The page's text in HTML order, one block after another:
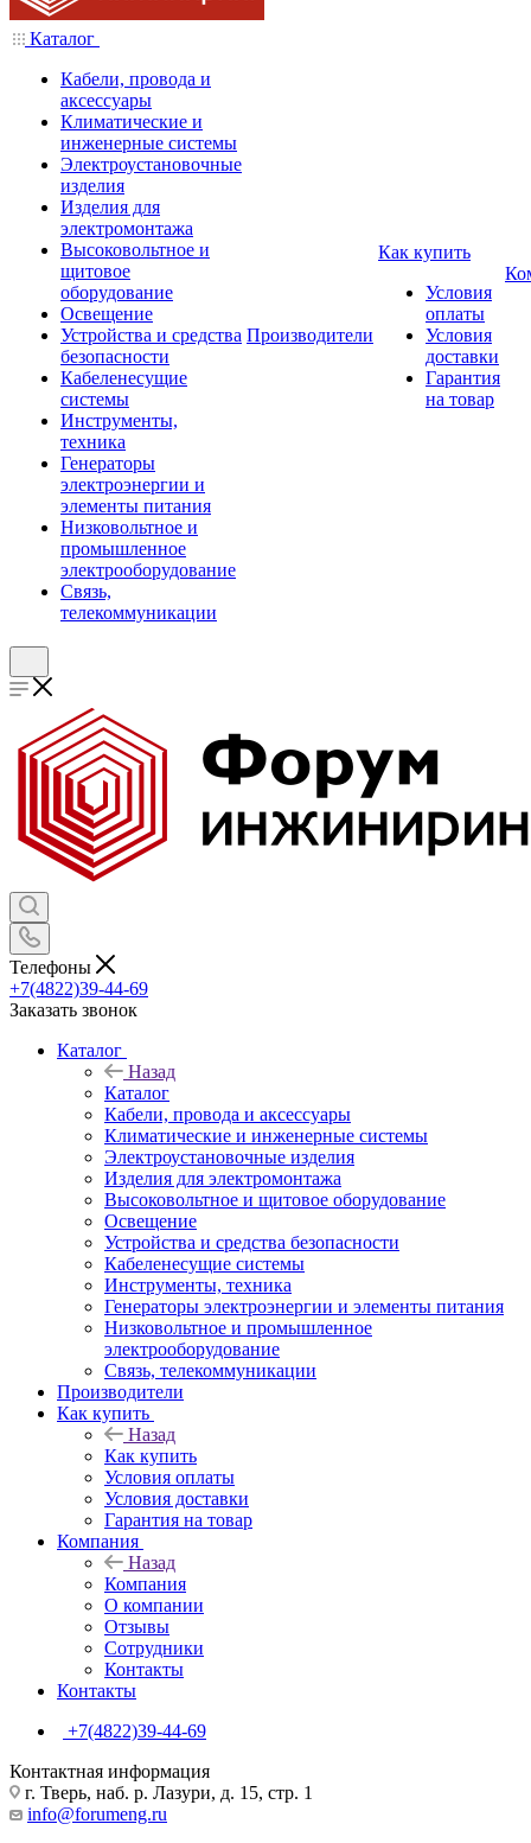
Каталог
Кабели, провода и
аксессуары
Климатические и
инженерные системы
Электроустановочные
изделия
Изделия для
электромонтажа
Высоковольтное и
щитовое
оборудование
Освещение
Устройства и средства
безопасности
Кабеленесущие
системы
Инструменты,
техника
Генераторы
электроэнергии и
элементы питания
Низковольтное и
промышленное
электрооборудование
Связь,
телекоммуникации
Производители
Как купить
Условия
оплаты
Условия
доставки
Гарантия
на товар
Телефоны
+7(4822)39-44-69
Заказать звонок
Каталог
Назад
Каталог
Кабели, провода и аксессуары
Климатические и инженерные системы
Электроустановочные изделия
Изделия для электромонтажа
Высоковольтное и щитовое оборудование
Освещение
Устройства и средства безопасности
Кабеленесущие системы
Инструменты, техника
Генераторы электроэнергии и элементы питания
Низковольтное и промышленное
электрооборудование
Связь, телекоммуникации
Производители
Как купить
Назад
Как купить
Условия оплаты
Условия доставки
Гарантия на товар
Компания
Назад
Компания
О компании
Отзывы
Сотрудники
Контакты
Контакты
+7(4822)39-44-69
Контактная информация
г. Тверь, наб. р. Лазури, д. 15, стр. 1
info@forumeng.ru